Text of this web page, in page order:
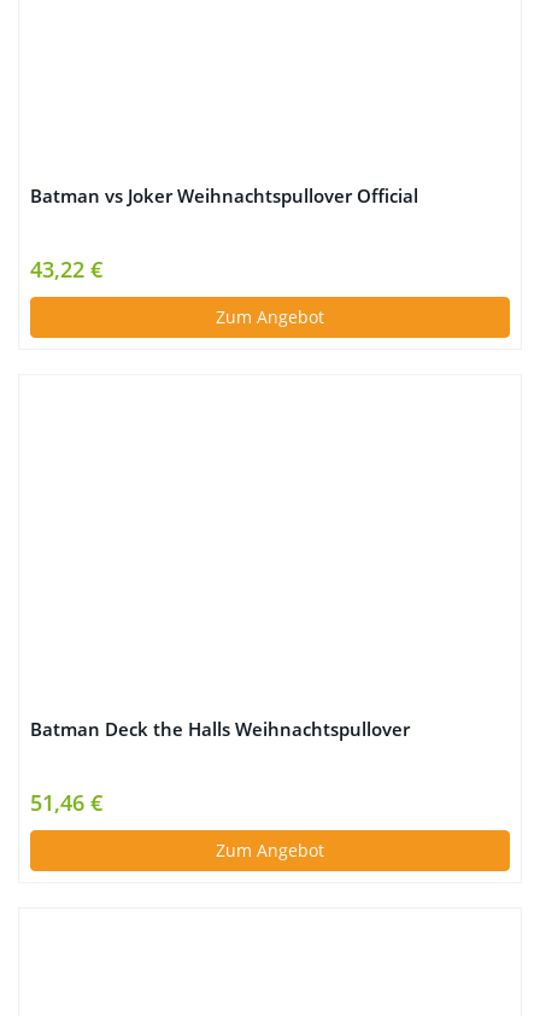
Batman vs Joker Weihnachtspullover Official
43,22 €
Zum Angebot
Batman Deck the Halls Weihnachtspullover
51,46 €
Zum Angebot